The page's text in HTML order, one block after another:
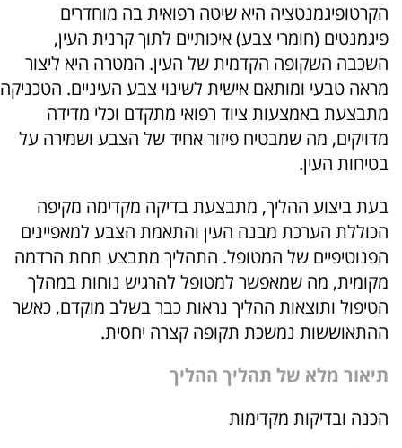
הקרטופיגמנטציה היא שיטה רפואית בה מוחדרים
פיגמנטים (חומרי צבע) איכותיים לתוך קרנית העין,
השכבה השקופה הקדמית של העין. המטרה היא ליצור
מראה טבעי ומותאם אישית לשינוי צבע העיניים. הטכניקה
מתבצעת באמצעות ציוד רפואי מתקדם וכלי מדידה
מדויקים, מה שמבטיח פיזור אחיד של הצבע ושמירה על
בטיחות העין.
בעת ביצוע ההליך, מתבצעת בדיקה מקדימה מקיפה
הכוללת הערכת מבנה העין והתאמת הצבע למאפיינים
הפנוטיפיים של המטופל. התהליך מתבצע תחת הרדמה
מקומית, מה שמאפשר למטופל להרגיש נוחות במהלך
הטיפול ותוצאות ההליך נראות כבר בשלב מוקדם, כאשר
ההתאוששות נמשכת תקופה קצרה יחסית.
תיאור מלא של תהליך ההליך
הכנה ובדיקות מקדימות